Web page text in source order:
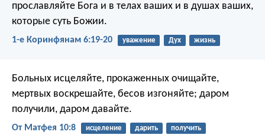
прославляйте Бога и в телах ваших и в душах ваших,
которые суть Божии.
1-е Коринфянам 6:19-20 уважение Дух жизнь
Больных исцеляйте, прокаженных очищайте,
мертвых воскрешайте, бесов изгоняйте; даром
получили, даром давайте.
От Матфея 10:8 исцеление дарить получить